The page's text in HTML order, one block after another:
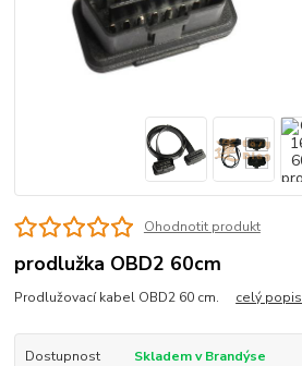
Ohodnotit produkt
prodlužka OBD2 60cm
Prodlužovací kabel OBD2 60 cm. celý popis
Dostupnost Skladem v Brandýse